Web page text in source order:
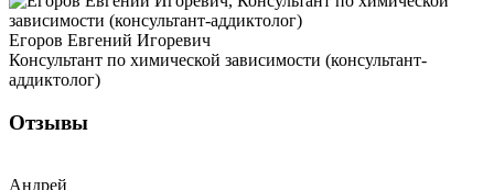
Егоров Евгений Игоревич
Консультант по химической зависимости (консультант-
аддиктолог)
Отзывы
Андрей